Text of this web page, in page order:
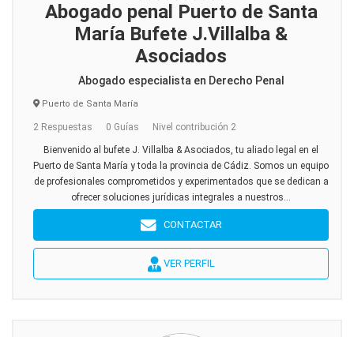
Abogado penal Puerto de Santa
María Bufete J.Villalba &
Asociados
Abogado especialista en Derecho Penal
Puerto de Santa María
2 Respuestas 0 Guías Nivel contribución 2
Bienvenido al bufete J. Villalba & Asociados, tu aliado legal en el
Puerto de Santa María y toda la provincia de Cádiz. Somos un equipo
de profesionales comprometidos y experimentados que se dedican a
ofrecer soluciones jurídicas integrales a nuestros...
CONTACTAR
VER PERFIL